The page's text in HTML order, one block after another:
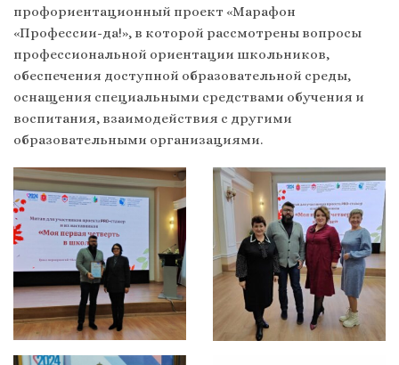
профориентационный проект «Марафон
«Профессии-да!», в которой рассмотрены вопросы
профессиональной ориентации школьников,
обеспечения доступной образовательной среды,
оснащения специальными средствами обучения и
воспитания, взаимодействия с другими
образовательными организациями.